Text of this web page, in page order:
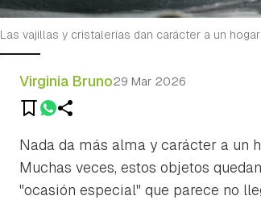
Las vajillas y cristalerías dan carácter a un hogar
Virginia Bruno29 Mar 2026
Nada da más alma y carácter a un
Muchas veces, estos objetos
"ocasión especial" que parece no